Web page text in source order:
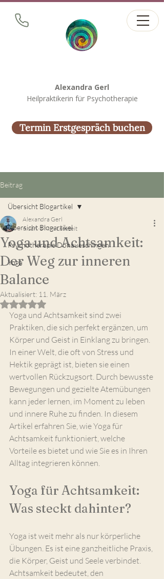
Alexandra Gerl
Heilpraktikerin für Psychotherapie
Termin Erstgespräch buchen
Beitrag
Übersicht Blogartikel
Psychotherapie Donaueschingen
Yoga
Übersicht Blogartikel
Yoga und Achtsamkeit:
Der Weg zur inneren
Balance
Alexandra Gerl
6. Jan. 3 Min. Lesezeit
Aktualisiert: 11. März
Mit NaN von 5 Sternen bewertet.
Yoga und Achtsamkeit sind zwei
Praktiken, die sich perfekt ergänzen, um
Körper und Geist in Einklang zu bringen.
In einer Welt, die oft von Stress und
Hektik geprägt ist, bieten sie einen
wertvollen Rückzugsort. Durch bewusste
Bewegungen und gezielte Atemübungen
kann jeder lernen, im Moment zu leben
und innere Ruhe zu finden. In diesem
Artikel erfahren Sie, wie Yoga für
Achtsamkeit funktioniert, welche
Vorteile es bietet und wie Sie es in Ihren
Alltag integrieren können.
Yoga für Achtsamkeit:
Was steckt dahinter?
Yoga ist weit mehr als nur körperliche
Übungen. Es ist eine ganzheitliche Praxis,
die Körper, Geist und Seele verbindet.
Achtsamkeit bedeutet, den